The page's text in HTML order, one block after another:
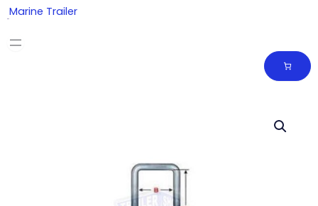
Skip
to
content
Marine Trailer